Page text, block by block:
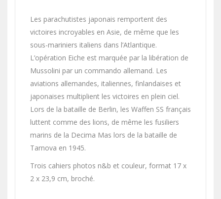
Les parachutistes japonais remportent des
victoires incroyables en Asie, de même que les
sous-mariniers italiens dans l’Atlantique.
L’opération Eiche est marquée par la libération de
Mussolini par un commando allemand. Les
aviations allemandes, italiennes, finlandaises et
japonaises multiplient les victoires en plein ciel.
Lors de la bataille de Berlin, les Waffen SS français
luttent comme des lions, de même les fusiliers
marins de la Decima Mas lors de la bataille de
Tarnova en 1945.
Trois cahiers photos n&b et couleur, format 17 x
2 x 23,9 cm, broché.